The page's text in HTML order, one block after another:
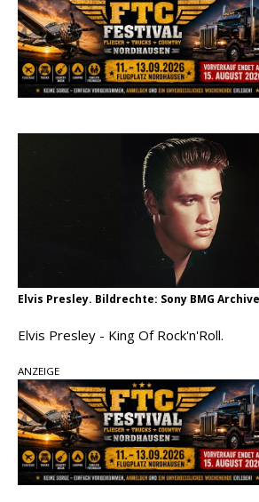
einen weiteren Schatz aus
Danke für Euer Vertrauen:
täglich rund 10.000 Leser
Kacey Musgraves
Carly Pearce hinterfragt
Vergleich mit anderen
Elvis Presley. Bildrechte: Sony BMG Archive
Elvis Presley - King Of Rock'n'Roll.
ANZEIGE